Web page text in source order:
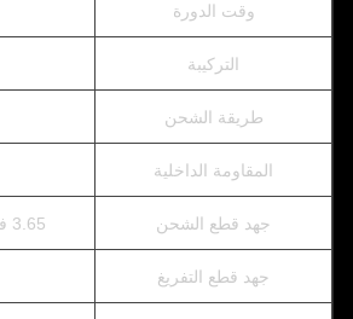
وقت الدورة
التركيبة
طريقة الشحن
المقاومة الداخلية
جهد قطع الشحن 3.65 فولت±0.03 فولت
جهد قطع التفريغ